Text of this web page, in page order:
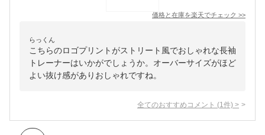
価格と在庫を楽天でチェック >>
らっくん
こちらのロゴプリントがストリート風でおしゃれな長袖
トレーナーはいかがでしょうか。オーバーサイズがほど
よい抜け感がありおしゃれですね。
全てのおすすめコメント (1 件) >